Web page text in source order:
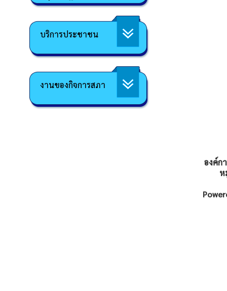
บริการประชาชน
งานของกิจการสภา
องค์ก
ห